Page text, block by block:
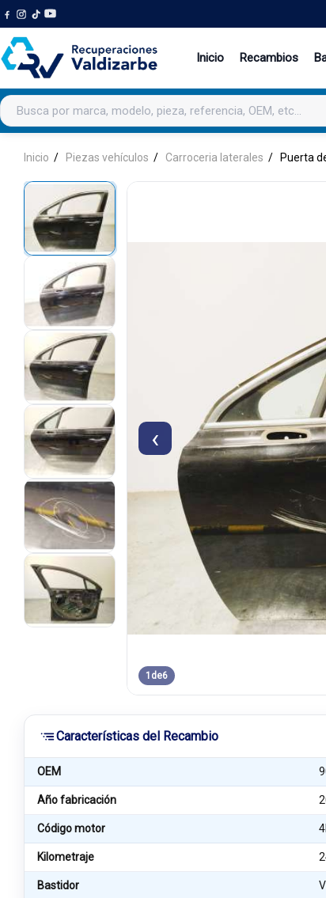
Inicio Recambios
Buscar productos
Inicio Piezas vehículos Carroceria laterales Puerta
‹
1 de6
Características del Recambio
OEM
Año fabricación
Código motor
Kilometraje
Bastidor